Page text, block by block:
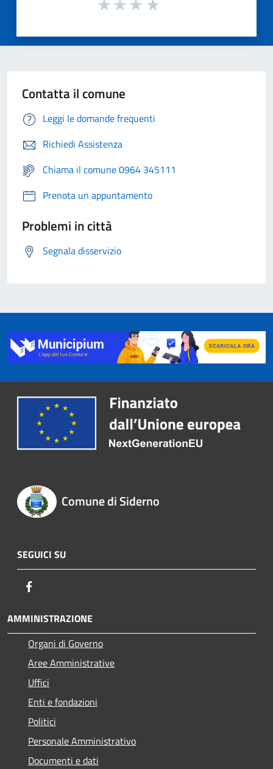
Contatta il comune
Leggi le domande frequenti
Richiedi Assistenza
Chiama il comune 0964 345111
Prenota un appuntamento
Problemi in città
Segnala disservizio
Comune di Siderno
SEGUICI SU
AMMINISTRAZIONE
Organi di Governo
Aree Amministrative
Uffici
Enti e fondazioni
Politici
Personale Amministrativo
Documenti e dati